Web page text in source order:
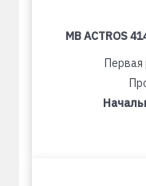
MB ACTROS
Первая